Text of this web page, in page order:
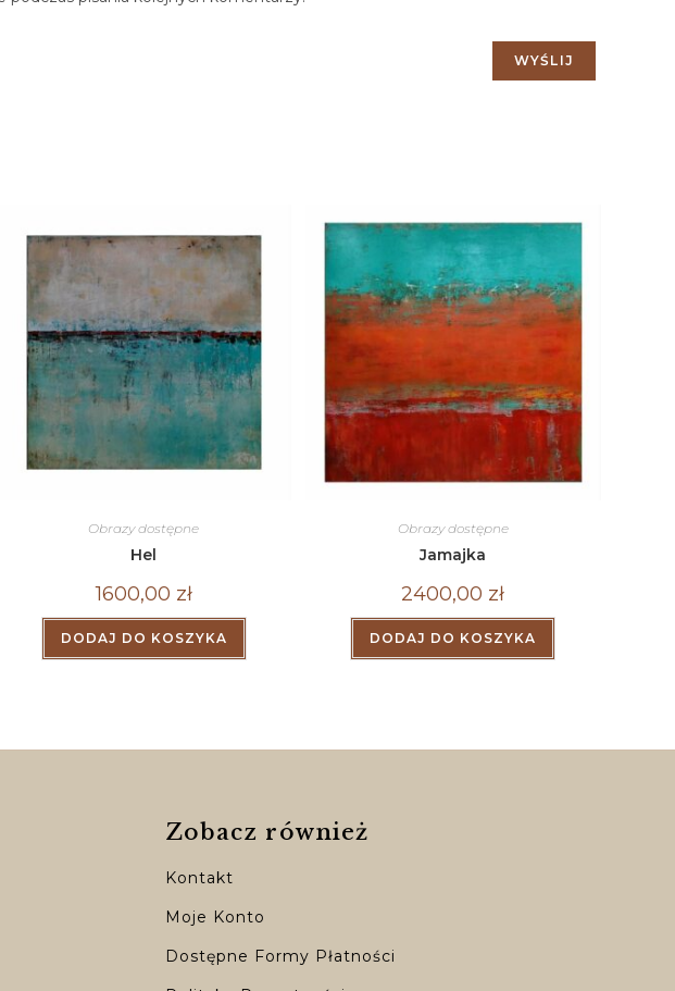
Obrazy dostępne
Hel
1600,00 zł
DODAJ DO KOSZYKA
Obrazy dostępne
Jamajka
2400,00 zł
DODAJ DO KOSZYKA
Zobacz również
Kontakt
Moje Konto
Dostępne Formy Płatności